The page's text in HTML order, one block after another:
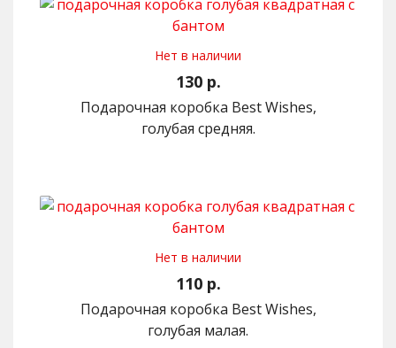
Нет в наличии
130 р.
Подарочная коробка Best Wishes,
голубая средняя.
Нет в наличии
110 р.
Подарочная коробка Best Wishes,
голубая малая.